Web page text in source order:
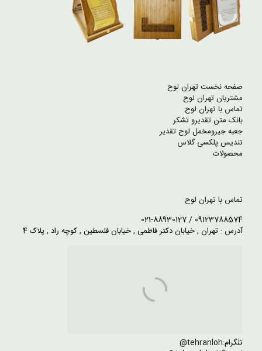
صفحه نخست تهران لوح
مشتریان تهران لوح
تماس با تهران لوح
بانک متن تقدیرو تشکر
جعبه جیرومخمل لوح تقدیر
تندیس پلکسی گلاس
محصولات
تماس با تهران لوح
09123788574 / 021-88930127
آدرس : تهران , خیابان دکتر فاطمی , خیابان فلسطین , کوچه راد , پلاک 4
تلگرام:tehranloh@